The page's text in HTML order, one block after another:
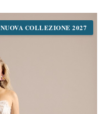
NUOVA COLLEZIONE 2027